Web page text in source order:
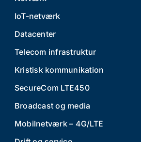
IoT-netværk
Datacenter
Telecom infrastruktur
Kristisk kommunikation
SecureCom LTE450
Broadcast og media
Mobilnetværk – 4G/LTE